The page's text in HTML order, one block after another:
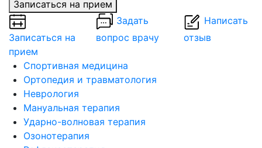
Записаться на прием
Записаться на
прием
Задать
вопрос врачу
Написать
отзыв
Спортивная медицина
Ортопедия и травматология
Неврология
Мануальная терапия
Ударно-волновая терапия
Озонотерапия